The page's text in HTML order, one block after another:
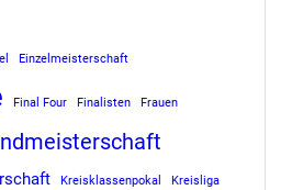
Einzelmeisterschaft
Final Four Finalisten Frauen
Kreisklassenpokal Kreisliga